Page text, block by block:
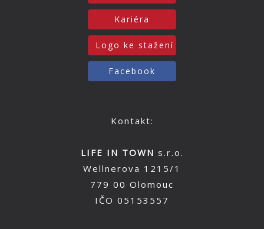
Kariéra
Logo ke stažení
Facebook
Kontakt:
LIFE IN TOWN s.r.o.
Wellnerova 1215/1
779 00 Olomouc
IČO 05153557